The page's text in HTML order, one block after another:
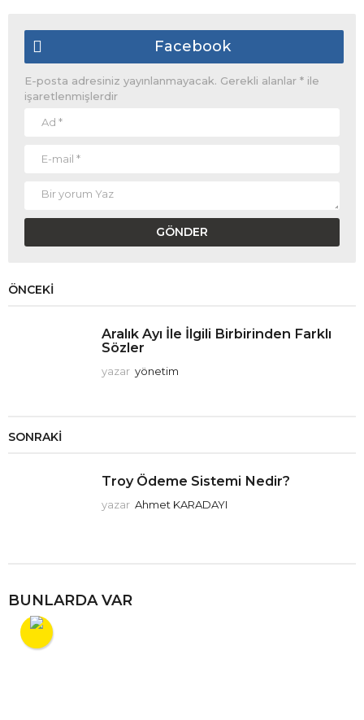
Facebook
E-posta adresiniz yayınlanmayacak. Gerekli alanlar * ile
işaretlenmişlerdir
ÖNCEKI
Aralık Ayı İle İlgili Birbirinden Farklı
Sözler
yazar yönetim
SONRAKI
Troy Ödeme Sistemi Nedir?
yazar Ahmet KARADAYI
BUNLARDA VAR